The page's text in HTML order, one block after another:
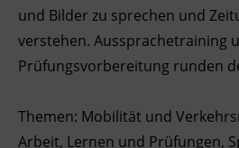
Ingenieurzertifizierung
BFI Reutte
BFI Schwaz
und Bilder zu sprechen und
verstehen. Aussprachetraining
Prüfungsvorbereitung runden
Themen: Mobilität und
Arbeit, Lernen und Prüfungen,